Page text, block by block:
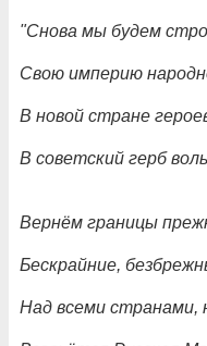
"Снова мы будем
Свою империю
В новой стране
В советский герб
Вернём границы
Бескрайние,
Над всеми странами,